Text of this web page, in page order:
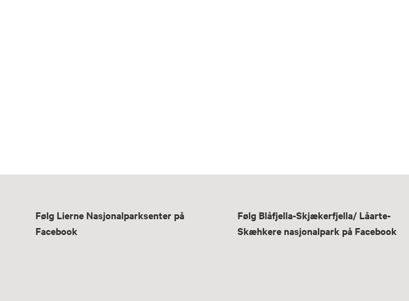
Følg Lierne Nasjonalparksenter på
Facebook
Følg Blåfjella-Skjækerfjella/ Låarte-
Skæhkere nasjonalpark på Facebook